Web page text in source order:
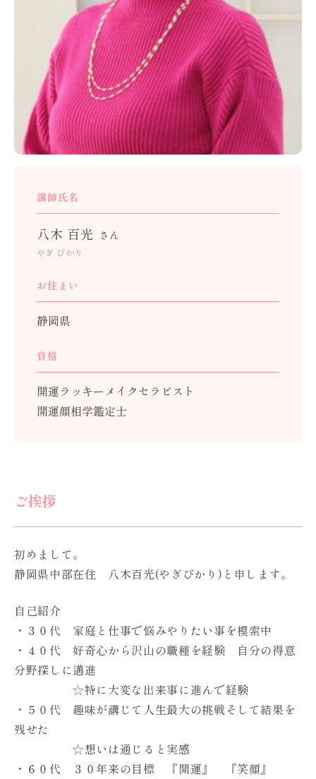
講師氏名
八木 百光 さん
やぎ ぴかり
お住まい
静岡県
資格
開運ラッキーメイクセラピスト
開運顔相学鑑定士
ご挨拶
初めまして。
静岡県中部在住 八木百光(やぎぴかり)と申します。
自己紹介
・３０代 家庭と仕事で悩みやりたい事を模索中
・４０代 好奇心から沢山の職種を経験 自分の得意
分野探しに邁進
☆特に大変な出来事に進んで経験
・５０代 趣味が講じて人生最大の挑戦そして結果を
残せた
☆想いは通じると実感
・６０代 ３０年来の目標 『開運』 『笑顔』